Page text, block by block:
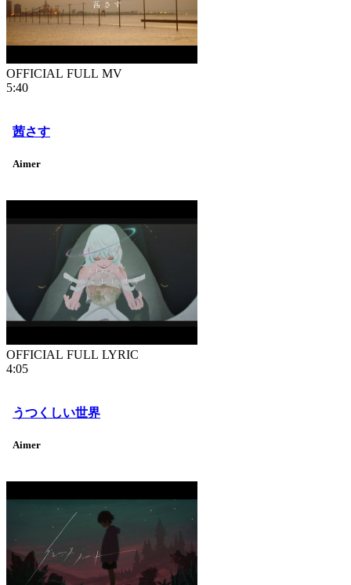
OFFICIAL FULL MV
5:40
茜さす
Aimer
OFFICIAL FULL LYRIC
4:05
うつくしい世界
Aimer